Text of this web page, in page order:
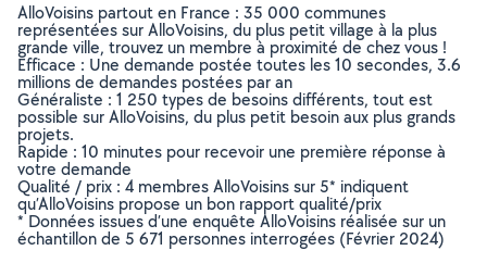
AlloVoisins partout en France : 35 000 communes
représentées sur AlloVoisins, du plus petit village à la plus
grande ville, trouvez un membre à proximité de chez vous !
Efficace : Une demande postée toutes les 10 secondes, 3.6
millions de demandes postées par an
Généraliste : 1 250 types de besoins différents, tout est
possible sur AlloVoisins, du plus petit besoin aux plus grands
projets.
Rapide : 10 minutes pour recevoir une première réponse à
votre demande
Qualité / prix : 4 membres AlloVoisins sur 5* indiquent
qu’AlloVoisins propose un bon rapport qualité/prix
* Données issues d’une enquête AlloVoisins réalisée sur un
échantillon de 5 671 personnes interrogées (Février 2024)